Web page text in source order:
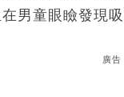
男童眼瞼發現
廣告